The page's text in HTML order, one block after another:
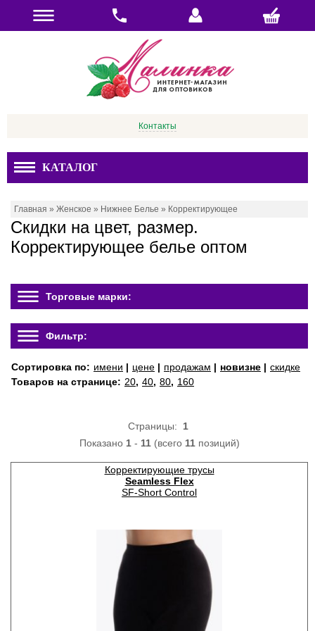
Контакты
КАТАЛОГ
Главная » Женское » Нижнее Белье » Корректирующее
Скидки на цвет, размер.
Корректирующее белье оптом
Торговые марки:
Фильтр:
Сортировка по: имени | цене | продажам | новизне | скидке
Товаров на странице: 20, 40, 80, 160
Страницы: 1
Показано 1- 11(всего 11позиций)
Корректирующие трусы
Seamless Flex
SF-Short Control